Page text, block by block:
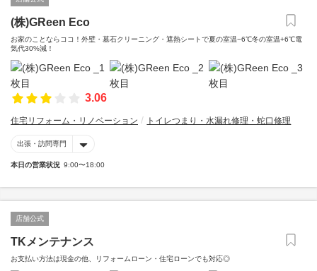
(株)GReen Eco
お家のことならココ！外壁・墓石クリーニング・遮熱シートで夏の室温−6℃冬の室温+6℃電
気代30%減！
3.06
住宅リフォーム・リノベーション トイレつまり・水漏れ修理・蛇口修理
出張・訪問専門
本日の営業状況 9:00〜18:00
店舗公式
TKメンテナンス
お支払い方法は現金の他、リフォームローン・住宅ローンでも対応◎